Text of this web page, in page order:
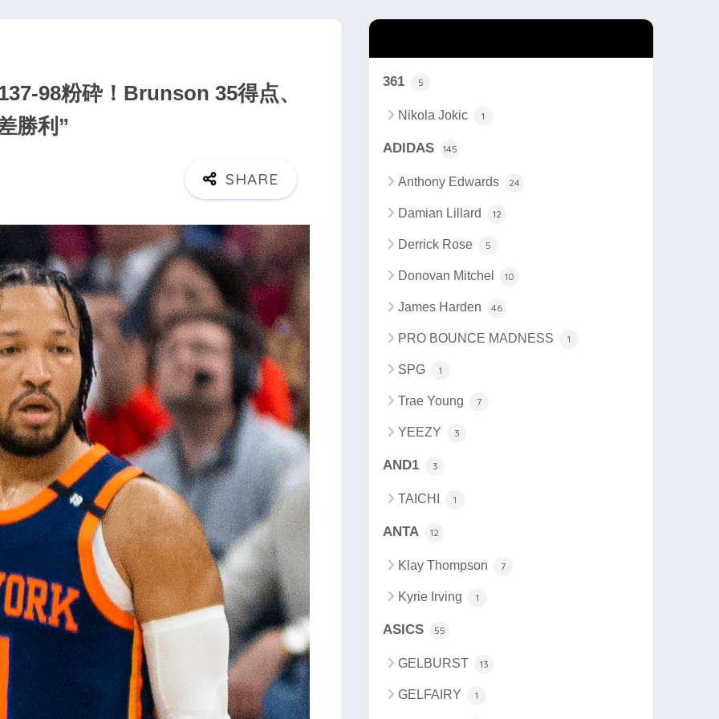
98粉砕！Brunson 35得点、
勝利”
361 5
Nikola Jokic 1
ADIDAS 145
Anthony Edwards 24
Damian Lillard 12
Derrick Rose 5
Donovan Mitchel 10
James Harden 46
PRO BOUNCE MADNESS 1
SPG 1
Trae Young 7
YEEZY 3
AND1 3
TAICHI 1
ANTA 12
Klay Thompson 7
Kyrie Irving 1
ASICS 55
GELBURST 13
GELFAIRY 1